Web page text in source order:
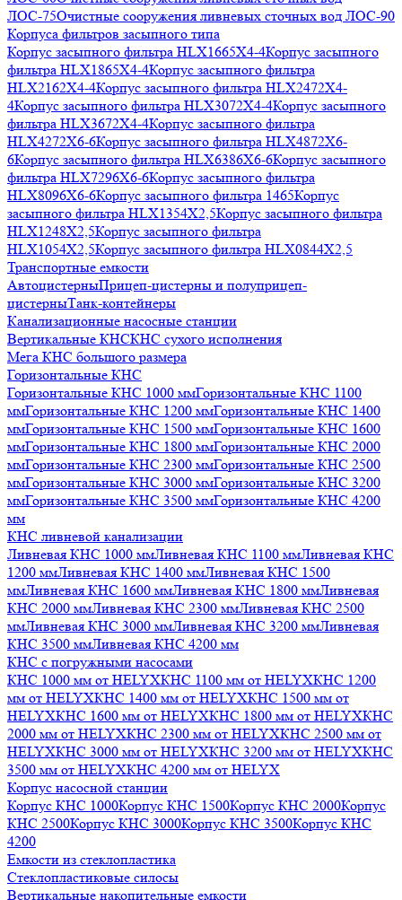
ЛОС-75Очистные сооружения ливневых сточных вод ЛОС-90
Корпуса фильтров засыпного типа
Корпус засыпного фильтра HLX1665X4-4Корпус засыпного
фильтра HLX1865X4-4Корпус засыпного фильтра
HLX2162X4-4Корпус засыпного фильтра HLX2472X4-
4Корпус засыпного фильтра HLX3072X4-4Корпус засыпного
фильтра HLX3672X4-4Корпус засыпного фильтра
HLX4272X6-6Корпус засыпного фильтра HLX4872X6-
6Корпус засыпного фильтра HLX6386X6-6Корпус засыпного
фильтра HLX7296X6-6Корпус засыпного фильтра
HLX8096X6-6Корпус засыпного фильтра 1465Корпус
засыпного фильтра HLX1354X2,5Корпус засыпного фильтра
HLX1248X2,5Корпус засыпного фильтра
HLX1054X2,5Корпус засыпного фильтра HLX0844X2,5
Транспортные емкости
АвтоцистерныПрицеп-цистерны и полуприцеп-
цистерныТанк-контейнеры
Канализационные насосные станции
Вертикальные КНСКНС сухого исполнения
Мега КНС большого размера
Горизонтальные КНС
Горизонтальные КНС 1000 ммГоризонтальные КНС 1100
ммГоризонтальные КНС 1200 ммГоризонтальные КНС 1400
ммГоризонтальные КНС 1500 ммГоризонтальные КНС 1600
ммГоризонтальные КНС 1800 ммГоризонтальные КНС 2000
ммГоризонтальные КНС 2300 ммГоризонтальные КНС 2500
ммГоризонтальные КНС 3000 ммГоризонтальные КНС 3200
ммГоризонтальные КНС 3500 ммГоризонтальные КНС 4200
мм
КНС ливневой канализации
Ливневая КНС 1000 ммЛивневая КНС 1100 ммЛивневая КНС
1200 ммЛивневая КНС 1400 ммЛивневая КНС 1500
ммЛивневая КНС 1600 ммЛивневая КНС 1800 ммЛивневая
КНС 2000 ммЛивневая КНС 2300 ммЛивневая КНС 2500
ммЛивневая КНС 3000 ммЛивневая КНС 3200 ммЛивневая
КНС 3500 ммЛивневая КНС 4200 мм
КНС с погружными насосами
КНС 1000 мм от HELYXКНС 1100 мм от HELYXКНС 1200
мм от HELYXКНС 1400 мм от HELYXКНС 1500 мм от
HELYXКНС 1600 мм от HELYXКНС 1800 мм от HELYXКНС
2000 мм от HELYXКНС 2300 мм от HELYXКНС 2500 мм от
HELYXКНС 3000 мм от HELYXКНС 3200 мм от HELYXКНС
3500 мм от HELYXКНС 4200 мм от HELYX
Корпус насосной станции
Корпус КНС 1000Корпус КНС 1500Корпус КНС 2000Корпус
КНС 2500Корпус КНС 3000Корпус КНС 3500Корпус КНС
4200
Емкости из стеклопластика
Стеклопластиковые силосы
Вертикальные накопительные емкости